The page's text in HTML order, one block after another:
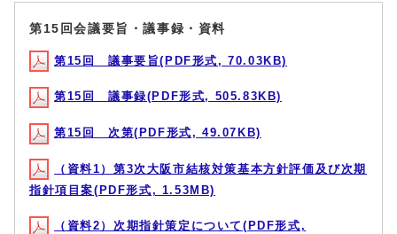
第15回会議要旨・議事録・資料
第15回 議事要旨(PDF形式, 70.03KB)
第15回 議事録(PDF形式, 505.83KB)
第15回 次第(PDF形式, 49.07KB)
（資料1）第3次大阪市結核対策基本方針評価及び次期
指針項目案(PDF形式, 1.53MB)
（資料2）次期指針策定について(PDF形式,